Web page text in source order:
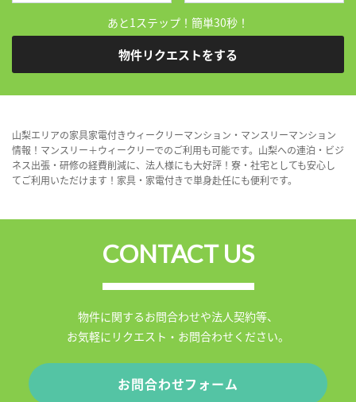
あと1ステップ！簡単30秒！
物件リクエストをする
山梨エリアの家具家電付きウィークリーマンション・マンスリーマンション
情報！マンスリー＋ウィークリーでのご利用も可能です。山梨への連泊・ビジ
ネス出張・研修の経費削減に、法人様にも大好評！寮・社宅としても安心し
てご利用いただけます！家具・家電付きで単身赴任にも便利です。
CONTACT US
物件に関するお問合わせや法人契約等、
お気軽にリクエスト・お問合わせください。
お問合わせフォーム